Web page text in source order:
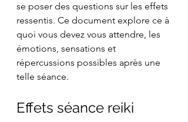
se poser des questions sur les effets
ressentis. Ce document explore ce à
quoi vous devez vous attendre, les
émotions, sensations et
répercussions possibles après une
telle séance.
Effets séance reiki